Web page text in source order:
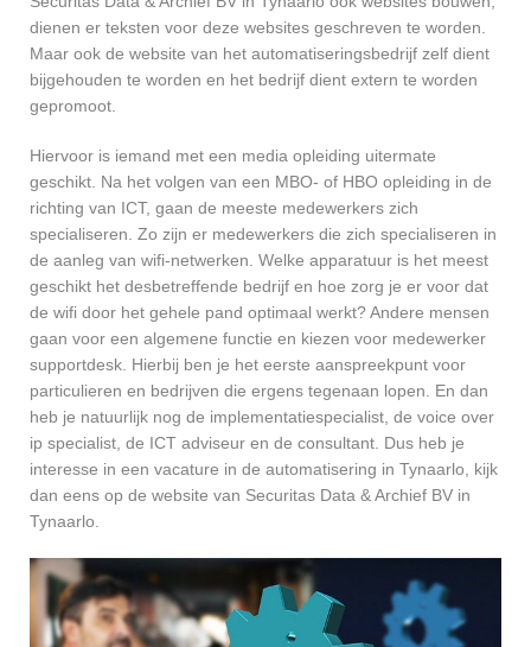
dienen er teksten voor deze websites geschreven te worden.
Maar ook de website van het automatiseringsbedrijf zelf dient
bijgehouden te worden en het bedrijf dient extern te worden
gepromoot.
Hiervoor is iemand met een media opleiding uitermate
geschikt. Na het volgen van een MBO- of HBO opleiding in de
richting van ICT, gaan de meeste medewerkers zich
specialiseren. Zo zijn er medewerkers die zich specialiseren in
de aanleg van wifi-netwerken. Welke apparatuur is het meest
geschikt het desbetreffende bedrijf en hoe zorg je er voor dat
de wifi door het gehele pand optimaal werkt? Andere mensen
gaan voor een algemene functie en kiezen voor medewerker
supportdesk. Hierbij ben je het eerste aanspreekpunt voor
particulieren en bedrijven die ergens tegenaan lopen. En dan
heb je natuurlijk nog de implementatiespecialist, de voice over
ip specialist, de ICT adviseur en de consultant. Dus heb je
interesse in een vacature in de automatisering in Tynaarlo, kijk
dan eens op de website van Securitas Data & Archief BV in
Tynaarlo.